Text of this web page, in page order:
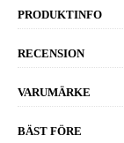
PRODUKTINFO
RECENSION
VARUMÄRKE
BÄST FÖRE